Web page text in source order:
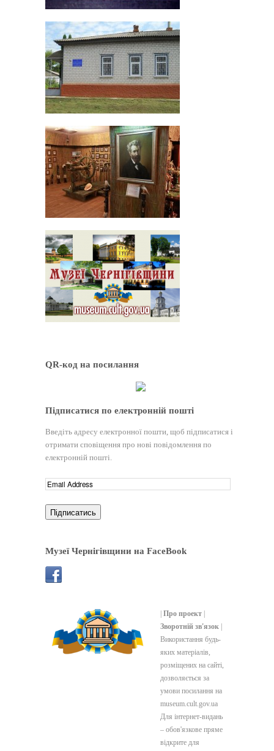
QR-код на посилання
Підписатися по електронній пошті
Введіть адресу електронної пошти, щоб підписатися і
отримати сповіщення про нові повідомлення по
електронній пошті.
Музеї Чернігівщини на FaceBook
Про проект
Зворотній зв'язок
Використання будь-
яких матеріалів,
розміщених на сайті,
дозволяється за
умови посилання на
museum.cult.gov.ua
Для інтернет-видань
– обов'язкове пряме
відкрите для